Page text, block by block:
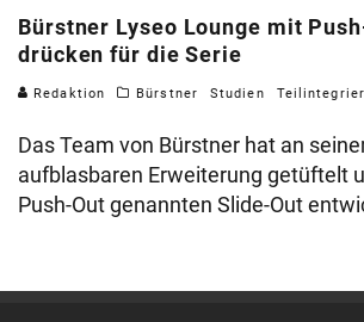
Bürstner Lyseo Lounge mit
drücken für die Serie
Redaktion Bürstner Studien
Das Team von Bürstner hat an
aufblasbaren Erweiterung getüftelt
Push-Out genannten Slide-Out